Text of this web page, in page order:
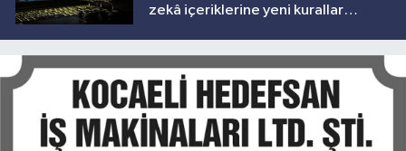
zekâ içeriklerine yeni kurallar